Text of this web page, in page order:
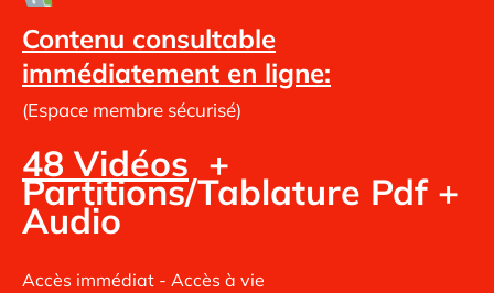
Contenu consultable
immédiatement en ligne:
(Espace membre sécurisé)
48 Vidéos +
Partitions/Tablature Pdf +
Audio
Accès immédiat - Accès à vie